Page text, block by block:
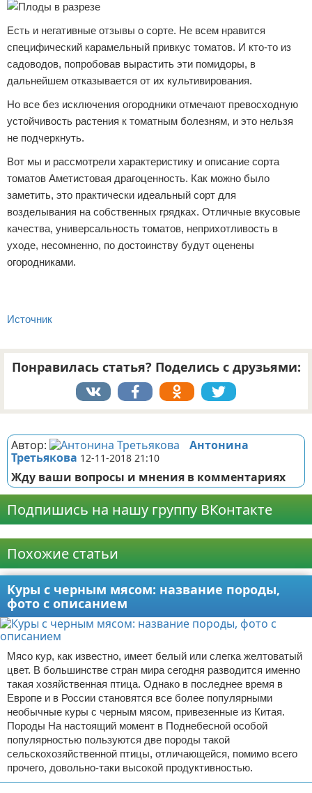
Есть и негативные отзывы о сорте. Не всем нравится
специфический карамельный привкус томатов. И кто-то из
садоводов, попробовав вырастить эти помидоры, в
дальнейшем отказывается от их культивирования.
Но все без исключения огородники отмечают превосходную
устойчивость растения к томатным болезням, и это нельзя
не подчеркнуть.
Вот мы и рассмотрели характеристику и описание сорта
томатов Аметистовая драгоценность. Как можно было
заметить, это практически идеальный сорт для
возделывания на собственных грядках. Отличные вкусовые
качества, универсальность томатов, неприхотливость в
уходе, несомненно, по достоинству будут оценены
огородниками.
Источник
Понравилась статья? Поделись с друзьями:
Автор:
Антонина
Третьякова 12-11-2018 21:10
Жду ваши вопросы и мнения в комментариях
Подпишись на нашу группу ВКонтакте
Похожие статьи
Куры с черным мясом: название породы,
фото с описанием
Мясо кур, как известно, имеет белый или слегка желтоватый
цвет. В большинстве стран мира сегодня разводится именно
такая хозяйственная птица. Однако в последнее время в
Европе и в России становятся все более популярными
необычные куры с черным мясом, привезенные из Китая.
Породы На настоящий момент в Поднебесной особой
популярностью пользуются две породы такой
сельскохозяйственной птицы, отличающейся, помимо всего
прочего, довольно-таки высокой продуктивностью.